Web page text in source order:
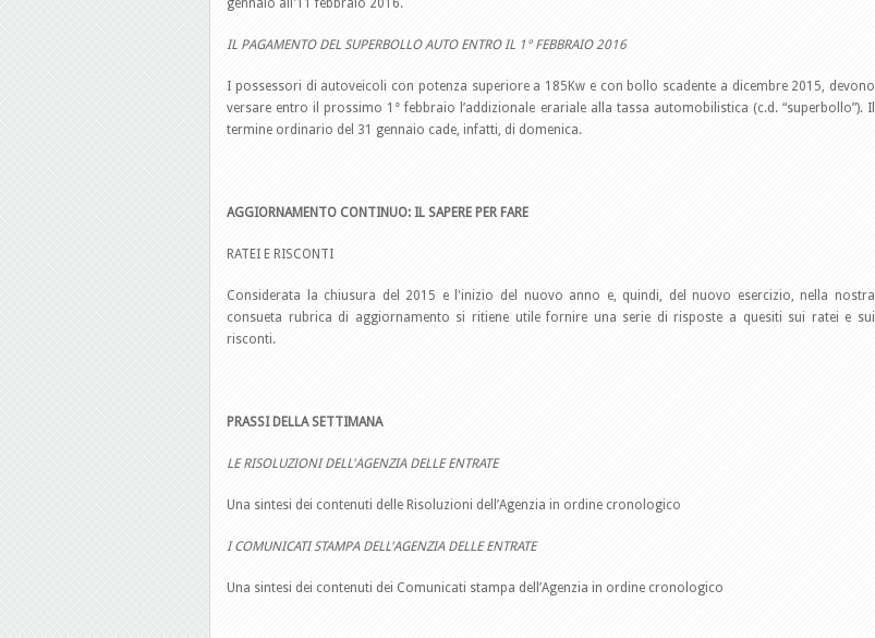
gennaio all'11 febbraio 2016.
IL PAGAMENTO DEL SUPERBOLLO AUTO ENTRO IL 1° FEBBRAIO 2016
I possessori di autoveicoli con potenza superiore a 185Kw e con bollo scadente a dicembre 2015, devono
versare entro il prossimo 1° febbraio l’addizionale erariale alla tassa automobilistica (c.d. “superbollo”). Il
termine ordinario del 31 gennaio cade, infatti, di domenica.
AGGIORNAMENTO CONTINUO: IL SAPERE PER FARE
RATEI E RISCONTI
Considerata la chiusura del 2015 e l'inizio del nuovo anno e, quindi, del nuovo esercizio, nella nostra
consueta rubrica di aggiornamento si ritiene utile fornire una serie di risposte a quesiti sui ratei e sui
risconti.
PRASSI DELLA SETTIMANA
LE RISOLUZIONI DELL'AGENZIA DELLE ENTRATE
Una sintesi dei contenuti delle Risoluzioni dell’Agenzia in ordine cronologico
I COMUNICATI STAMPA DELL'AGENZIA DELLE ENTRATE
Una sintesi dei contenuti dei Comunicati stampa dell’Agenzia in ordine cronologico